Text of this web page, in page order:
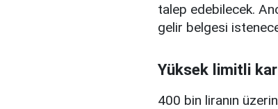
talep edebilecek.
gelir belgesi
Yüksek limitli
400 bin liranın